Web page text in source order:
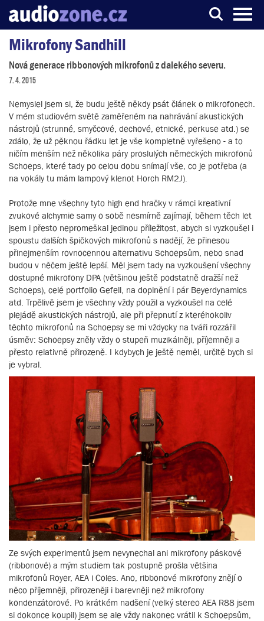
Server o digitálním zpracování zvuku
Mikrofony Sandhill
Nová generace ribbonových mikrofonů z dalekého severu.
7. 4. 2015
Nemyslel jsem si, že budu ještě někdy psát článek o mikrofonech.
V mém studiovém světě zaměřeném na nahrávání akustických
nástrojů (strunné, smyčcové, dechové, etnické, perkuse atd.) se
zdálo, že už pěknou řádku let je vše kompletně vyřešeno - a to
ničím menším než několika páry proslulých německých mikrofonů
Schoeps, které tady po celou dobu snímají vše, co je potřeba (a
na vokály tu mám lampový klenot Horch RM2J).
Protože mne všechny tyto high end hračky v rámci kreativní
zvukové alchymie samy o sobě nesmírně zajímají, během těch let
jsem i přesto nepromeškal jedinou příležitost, abych si vyzkoušel i
spoustu dalších špičkových mikrofonů s nadějí, že přinesou
přinejmenším rovnocennou alternativu Schoepsům, nebo snad
budou v něčem ještě lepší. Měl jsem tady na vyzkoušení všechny
dostupné mikrofony DPA (většinou ještě podstatně dražší než
Schoeps), celé portfolio Gefell, na doplnění i pár Beyerdynamics
atd. Trpělivě jsem je všechny vždy použil a vyzkoušel na celé
plejádě akustických nástrojů, ale při přepnutí z kteréhokoliv
těchto mikrofonů na Schoepsy se mi vždycky na tváři rozzářil
úsměv: Schoepsy zněly vždy o stupeň muzikálněji, příjemněji a
přesto relativně přirozeně. I kdybych je ještě neměl, určitě bych si
je vybral.
Ze svých experimentů jsem nevynechal ani mikrofony páskové
(ribbonové) a mým studiem tak postupně prošla většina
mikrofonů Royer, AEA i Coles. Ano, ribbonové mikrofony znějí o
něco příjemněji, přirozeněji i barevněji než mikrofony
kondenzátorové. Po krátkém nadšení (velký stereo AEA R88 jsem
si dokonce koupil) jsem se ale vždy nakonec vrátil k Schoepsům,